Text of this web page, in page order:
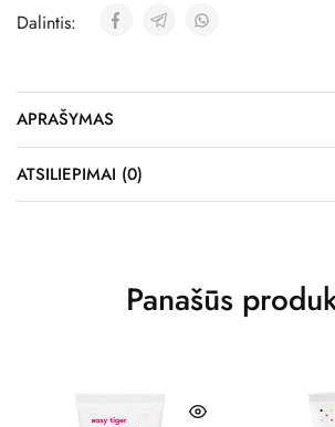
Dalintis:
APRAŠYMAS
ATSILIEPIMAI (0)
Panašūs